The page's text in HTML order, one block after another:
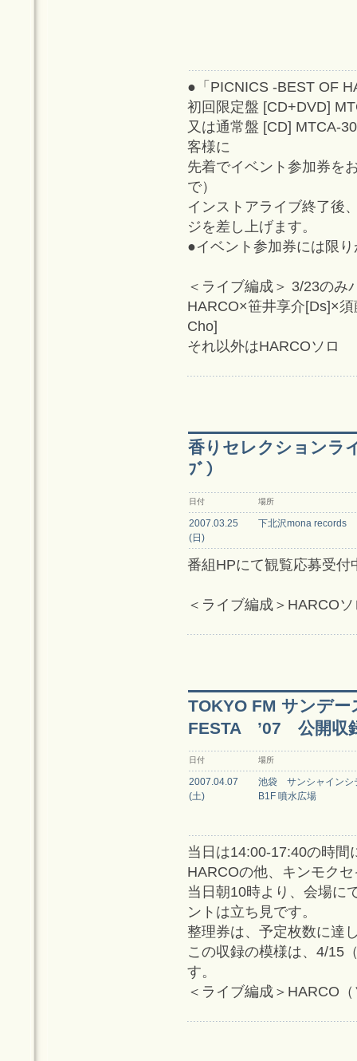
●「PICNICS -BEST OF
初回限定盤 [CD+DVD]
又は通常盤 [CD] MTCA-
客様に
先着でイベント参加券を
で）
インストアライブ終了後
ジを差し上げます。
●イベント参加券には限
＜ライブ編成＞ 3/23のみ
HARCO×笹井享介[Ds]×
Cho]
それ以外はHARCOソロ
香りセレクションラ
ﾌﾞ）
日付 場所
2007.03.25
(日)
下北沢mona records
番組HPにて観覧応募受
＜ライブ編成＞HARCOソ
TOKYO FM サンデ
FESTA ’07 公開収
日付 場所
2007.04.07
(土)
池袋 サンシャインシ
B1F 噴水広場
当日は14:00-17:40の時間
HARCOの他、キンモク
当日朝10時より、会場に
ントは立ち見です。
整理券は、予定枚数に達
この収録の模様は、4/15
す。
＜ライブ編成＞HARCO